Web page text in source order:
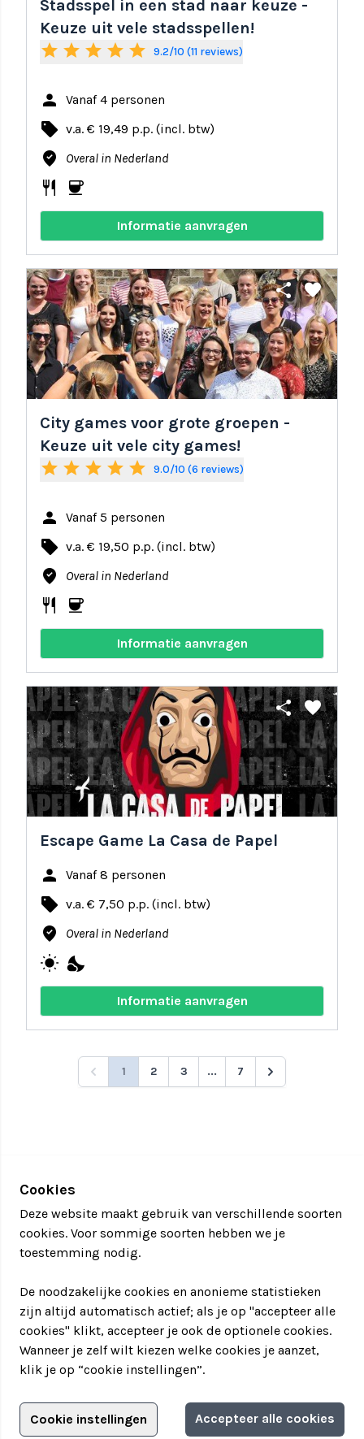
Filter jouw teamuitstapje!
Stadsspel in een stad naar keuze -
Keuze uit vele stadsspellen!
star star star star star 9.2/10 (11 reviews)
person Vanaf 4 personen
local_offer v.a. € 19,49 p.p. (incl. btw)
where_to_vote Overal in Nederland
restaurant coffee
Informatie aanvragen
share favorite
City games voor grote groepen -
Keuze uit vele city games!
star star star star star 9.0/10 (6 reviews)
person Vanaf 5 personen
local_offer v.a. € 19,50 p.p. (incl. btw)
where_to_vote Overal in Nederland
restaurant coffee
Informatie aanvragen
share favorite
Escape Game La Casa de Papel
person Vanaf 8 personen
local_offer v.a. € 7,50 p.p. (incl. btw)
where_to_vote Overal in Nederland
wb_sunny nights_stay
Informatie aanvragen
1 2 3 ... 7
Adverteren?
Cookies
Deze website maakt gebruik van verschillende soorten
cookies. Voor sommige soorten hebben we je
toestemming nodig.
De noodzakelijke cookies en anonieme statistieken
zijn altijd automatisch actief; als je op "accepteer alle
cookies" klikt, accepteer je ook de optionele cookies.
Wanneer je zelf wilt kiezen welke cookies je aanzet,
klik je op “cookie instellingen”.
Cookie instellingen Accepteer alle cookies